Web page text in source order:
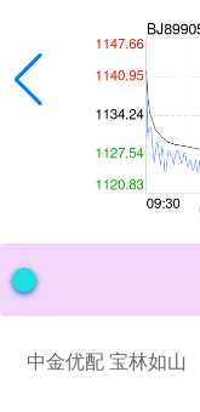
中金优配 宝林如山